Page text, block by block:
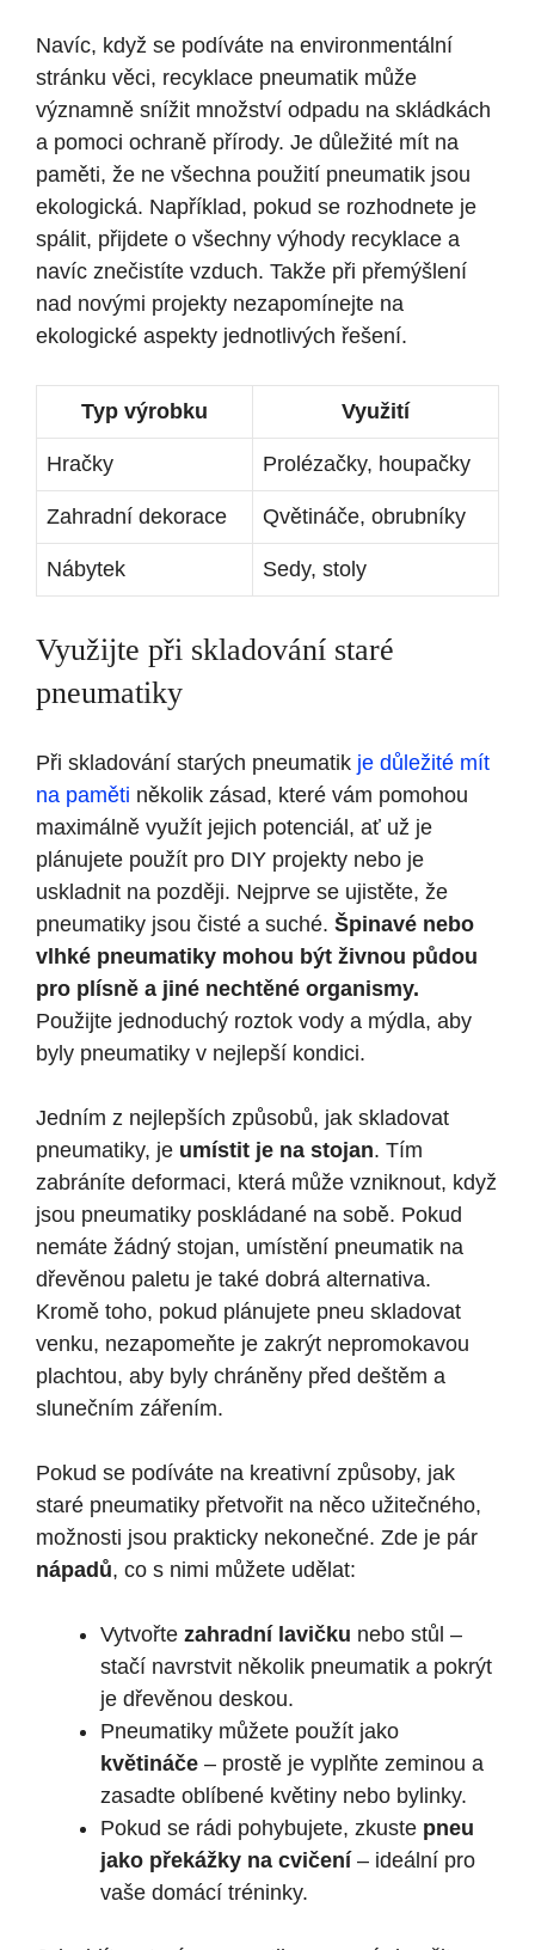
Navíc, když se podíváte na environmentální
stránku věci, recyklace pneumatik může
významně snížit množství odpadu na skládkách
a pomoci ochraně přírody. Je důležité mít na
paměti, že ne všechna použití pneumatik jsou
ekologická. Například, pokud se rozhodnete je
spálit, přijdete o všechny výhody recyklace a
navíc znečistíte vzduch. Takže při přemýšlení
nad novými projekty nezapomínejte na
ekologické aspekty jednotlivých řešení.
Typ výrobku Využití
Hračky Prolézačky, houpačky
Zahradní dekorace Qvětináče, obrubníky
Nábytek Sedy, stoly
Využijte při skladování staré
pneumatiky
Při skladování starých pneumatik je důležité mít
na paměti několik zásad, které vám pomohou
maximálně využít jejich potenciál, ať už je
plánujete použít pro DIY projekty nebo je
uskladnit na později. Nejprve se ujistěte, že
pneumatiky jsou čisté a suché. Špinavé nebo
vlhké pneumatiky mohou být živnou půdou
pro plísně a jiné nechtěné organismy.
Použijte jednoduchý roztok vody a mýdla, aby
byly pneumatiky v nejlepší kondici.
Jedním z nejlepších způsobů, jak skladovat
pneumatiky, je umístit je na stojan. Tím
zabráníte deformaci, která může vzniknout, když
jsou pneumatiky poskládané na sobě. Pokud
nemáte žádný stojan, umístění pneumatik na
dřevěnou paletu je také dobrá alternativa.
Kromě toho, pokud plánujete pneu skladovat
venku, nezapomeňte je zakrýt nepromokavou
plachtou, aby byly chráněny před deštěm a
slunečním zářením.
Pokud se podíváte na kreativní způsoby, jak
staré pneumatiky přetvořit na něco užitečného,
možnosti jsou prakticky nekonečné. Zde je pár
nápadů, co s nimi můžete udělat:
Vytvořte zahradní lavičku nebo stůl –
stačí navrstvit několik pneumatik a pokrýt
je dřevěnou deskou.
Pneumatiky můžete použít jako
květináče – prostě je vyplňte zeminou a
zasadte oblíbené květiny nebo bylinky.
Pokud se rádi pohybujete, zkuste pneu
jako překážky na cvičení – ideální pro
vaše domácí tréninky.